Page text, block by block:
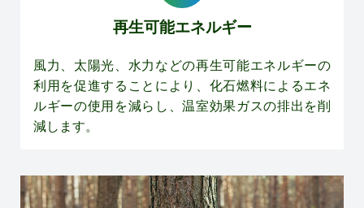
再生可能エネルギー
風力、太陽光、水力などの再生可能エネルギーの
利用を促進することにより、化石燃料によるエネ
ルギーの使用を減らし、温室効果ガスの排出を削
減します。